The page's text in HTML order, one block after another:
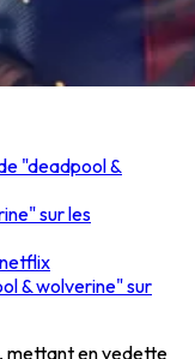
"deadpool &
sur les
& wolverine" sur
mettant en vedette